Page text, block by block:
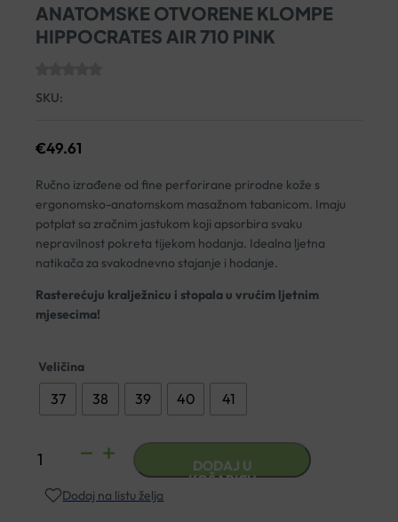
ANATOMSKE OTVORENE KLOMPE
HIPPOCRATES AIR 710 PINK
SKU:
€49.61
Ručno izrađene od fine perforirane prirodne kože s
ergonomsko-anatomskom masažnom tabanicom. Imaju
potplat sa zračnim jastukom koji apsorbira svaku
nepravilnost pokreta tijekom hodanja. Idealna ljetna
natikača za svakodnevno stajanje i hodanje.
Rasterećuju kralježnicu i stopala u vrućim ljetnim
mjesecima!
Veličina
37 38 39 40 41
ANATOMSKE
KLOMPE
DODAJ U
KOŠARICU
Dodaj na listu želja